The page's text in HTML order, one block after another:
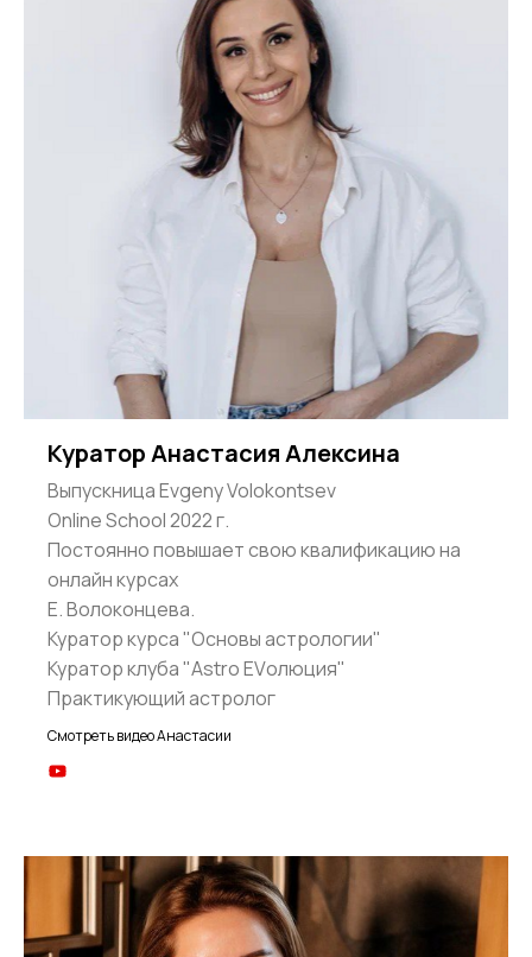
Куратор Анастасия Алексина
Выпускница Evgeny Volokontsev
Online School 2022 г.
Постоянно повышает свою квалификацию на
онлайн курсах
Е. Волоконцева.
Куратор курса "Основы астрологии"
Куратор клуба "Astro EVолюция"
Практикующий астролог
Смотреть видео Анастасии